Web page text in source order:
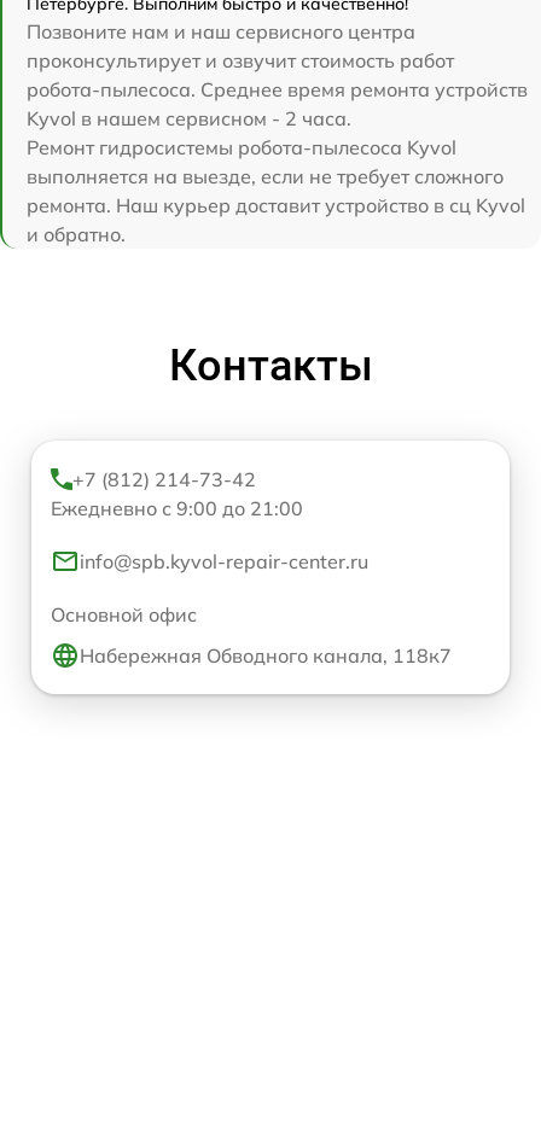
Позвоните нам и наш сервисного центра
проконсультирует и озвучит стоимость работ
робота-пылесоса. Среднее время ремонта устройств
Kyvol в нашем сервисном - 2 часа.
Ремонт гидросистемы робота-пылесоса Kyvol
выполняется на выезде, если не требует сложного
ремонта. Наш курьер доставит устройство в сц Kyvol
и обратно.
Контакты
+7 (812) 214-73-42
Ежедневно с 9:00 до 21:00
info@spb.kyvol-repair-center.ru
Основной офис
Набережная Обводного канала, 118к7